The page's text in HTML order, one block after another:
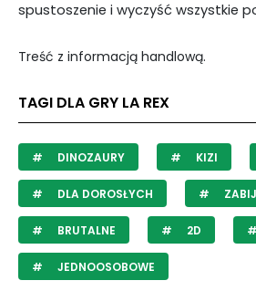
spustoszenie i wyczyść wszystkie
Treść z informacją handlową.
TAGI DLA GRY LA REX
DINOZAURY KIZI
DLA DOROSŁYCH
BRUTALNE 2D
JEDNOOSOBOWE